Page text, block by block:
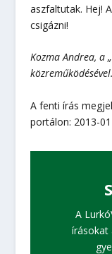
aszfaltutak. Hej!
csigázni!
Kozma Andrea, a
közreműködésével.
A fenti írás
portálon: 2013-
A
írásokat